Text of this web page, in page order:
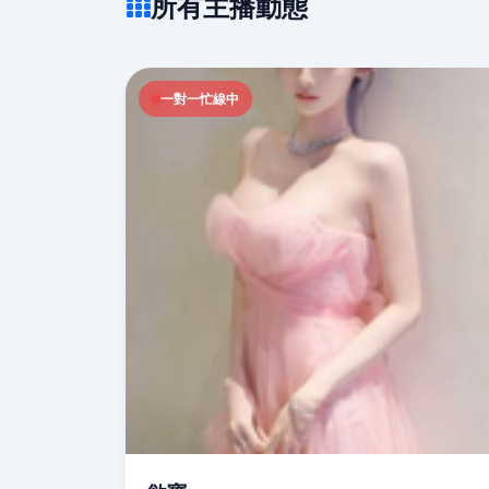
一對一忙線中